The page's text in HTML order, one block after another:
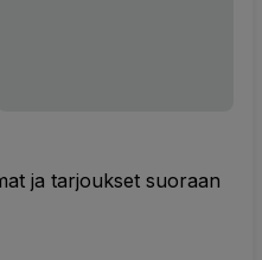
ja tarjoukset suoraan